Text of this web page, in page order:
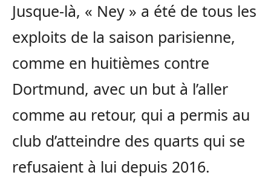
Jusque-là, « Ney » a été de tous les
exploits de la saison parisienne,
comme en huitièmes contre
Dortmund, avec un but à l’aller
comme au retour, qui a permis au
club d’atteindre des quarts qui se
refusaient à lui depuis 2016.